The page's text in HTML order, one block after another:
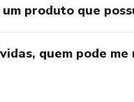
produto que
quem pode